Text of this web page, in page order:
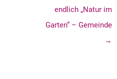
endlich „Natur im
Garten“ – Gemeinde
→